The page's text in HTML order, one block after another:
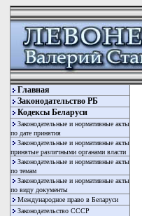
Главная
Законодательство РБ
Кодексы Беларуси
Законодательные и нормативные акты
по дате принятия
Законодательные и нормативные акты
принятые различными органами власти
Законодательные и нормативные акты
по темам
Законодательные и нормативные акты
по виду документы
Международное право в Беларуси
Законодательство СССР